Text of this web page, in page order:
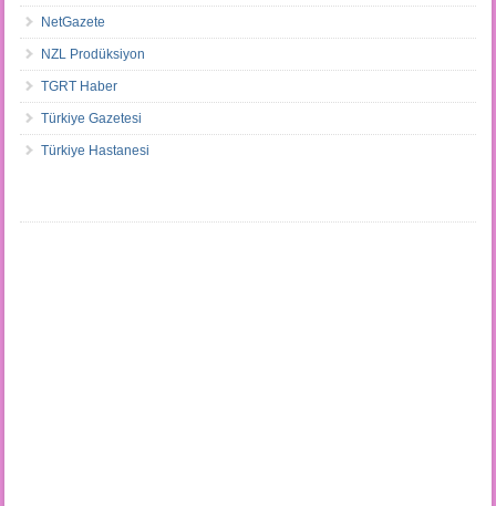
NetGazete
NZL Prodüksiyon
TGRT Haber
Türkiye Gazetesi
Türkiye Hastanesi